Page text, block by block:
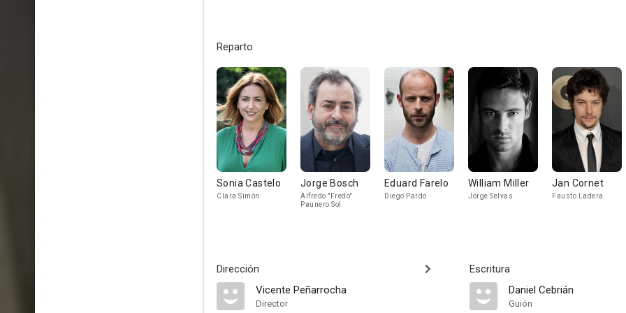
Reparto
Sonia Castelo
Clara Simón
Jorge Bosch
Alfredo "Fredo"
Paunero Sol
Eduard Farelo
Diego Pardo
William Miller
Jorge Selvas
Jan Cornet
Fausto Ladera
Dirección
Vicente Peñarrocha
Director
Escritura
Daniel Cebrián
Guión